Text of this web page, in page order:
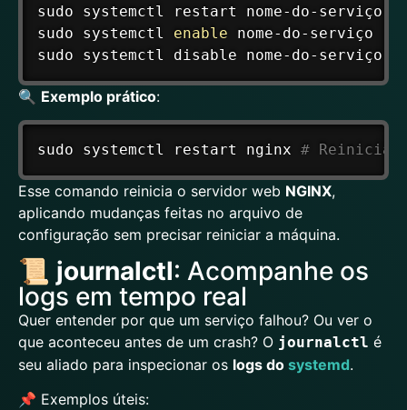
sudo systemctl restart nome-do-
sudo systemctl enable nome-do-
sudo systemctl disable nome-do-
🔍 Exemplo prático:
sudo systemctl restart nginx # Reiniciar
Esse comando reinicia o servidor web NGINX,
aplicando mudanças feitas no arquivo de
configuração sem precisar reiniciar a máquina.
📜 journalctl: Acompanhe os
logs em tempo real
Quer entender por que um serviço falhou? Ou ver o
que aconteceu antes de um crash? O journalctl é
seu aliado para inspecionar os logs do systemd.
📌 Exemplos úteis: